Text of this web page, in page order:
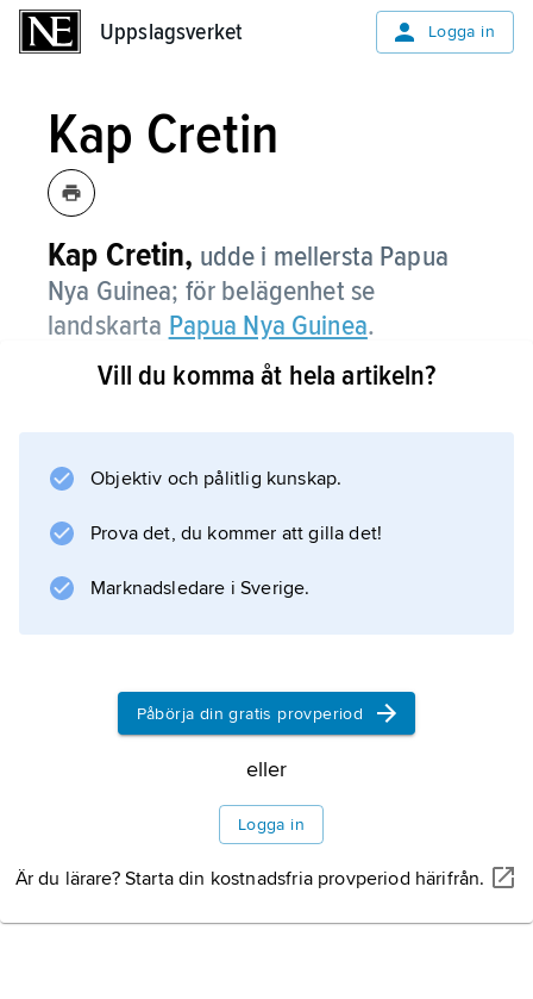
Uppslagsverket Logga in
Kap Cretin
Kap Cretin, udde i mellersta Papua
Nya Guinea; för belägenhet se
landskarta Papua Nya Guinea.
Information om artikeln
Vill du komma åt hela artikeln?
Objektiv och pålitlig kunskap.
Prova det, du kommer att gilla det!
Marknadsledare i Sverige.
Påbörja din gratis provperiod
eller
Logga in
Är du lärare? Starta din kostnadsfria provperiod härifrån.